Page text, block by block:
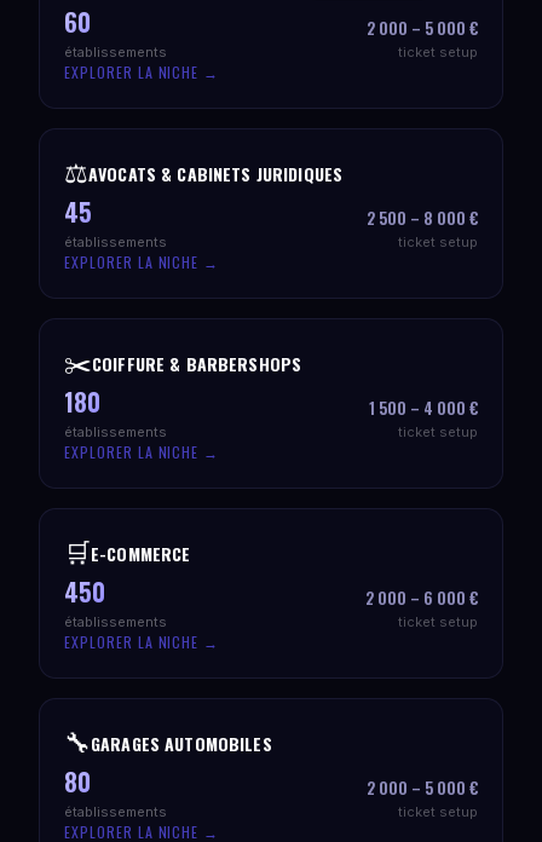
60
établissements
2 000 – 5 000 €
ticket setup
EXPLORER LA NICHE →
⚖️AVOCATS & CABINETS JURIDIQUES
45
établissements
2 500 – 8 000 €
ticket setup
EXPLORER LA NICHE →
✂️COIFFURE & BARBERSHOPS
180
établissements
1 500 – 4 000 €
ticket setup
EXPLORER LA NICHE →
🛒E-COMMERCE
450
établissements
2 000 – 6 000 €
ticket setup
EXPLORER LA NICHE →
🔧GARAGES AUTOMOBILES
80
établissements
2 000 – 5 000 €
ticket setup
EXPLORER LA NICHE →